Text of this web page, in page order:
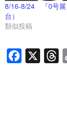
8/16-8/24 『0号展
台）
類似投稿
Facebook